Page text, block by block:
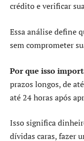
crédito e verificar
Essa análise define
sem comprometer
Por que isso
prazos longos, de
até 24 horas após
Isso significa
dívidas caras, fazer